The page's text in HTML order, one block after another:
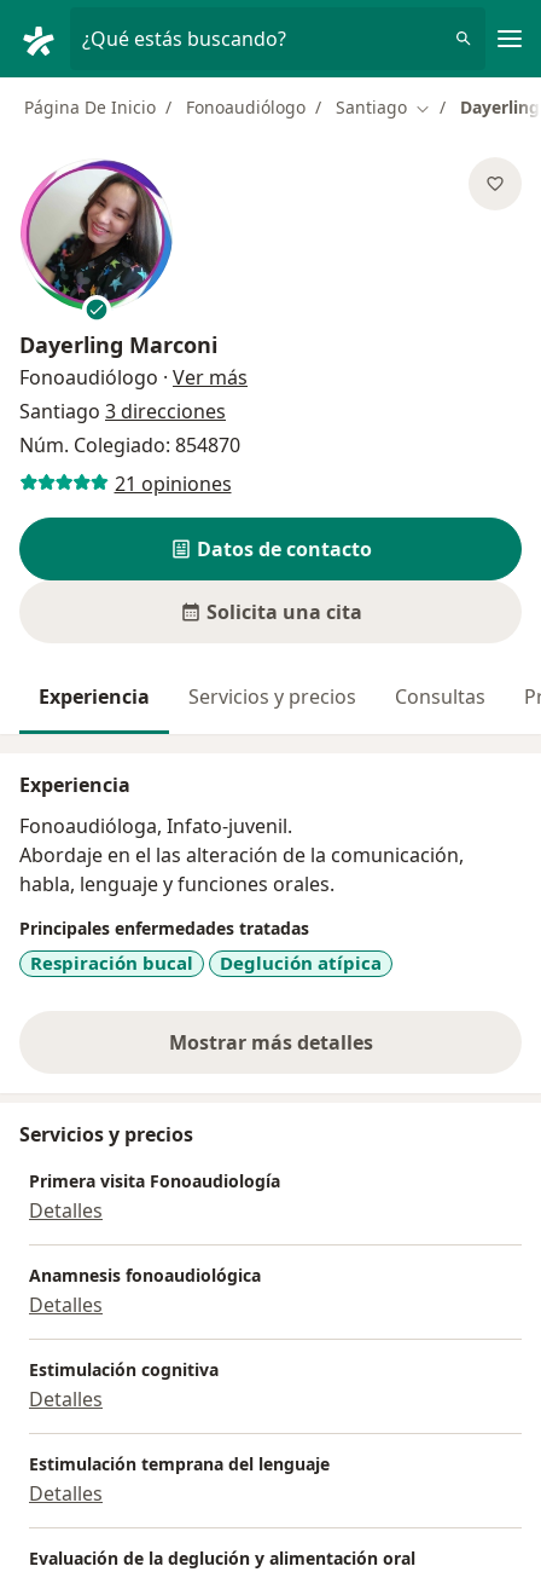
¿Qué estás buscando?
Página De Inicio Fonoaudiólogo Santiago Cambiar de
Dayerling Marconi
Fonoaudiólogo · Ver más
Santiago 3 direcciones
Núm. Colegiado: 854870
21 opiniones
Datos de contacto
Solicita una cita
Experiencia Servicios y precios Consultas
Experiencia
Fonoaudióloga, Infato-juvenil.
Abordaje en el las alteración de la comunicación,
habla, lenguaje y funciones orales.
Principales enfermedades tratadas
Respiración bucal Deglución atípica
Mostrar más detalles
sobre la experiencia
Servicios y precios
Primera visita Fonoaudiología
Detalles
Anamnesis fonoaudiológica
Detalles
Estimulación cognitiva
Detalles
Estimulación temprana del lenguaje
Detalles
Evaluación de la deglución y alimentación oral